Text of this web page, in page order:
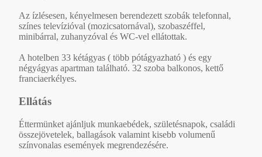
Az ízlésesen, kényelmesen berendezett szobák telefonnal,
színes televízióval (mozicsatornával), szobaszéffel,
minibárral, zuhanyzóval és WC-vel ellátottak.
A hotelben 33 kétágyas ( több pótágyazható ) és egy
négyágyas apartman található. 32 szoba balkonos, kettő
franciaerkélyes.
Ellátás
Éttermünket ajánljuk munkaebédek, születésnapok, családi
összejövetelek, ballagások valamint kisebb volumenű
színvonalas események megrendezésére.